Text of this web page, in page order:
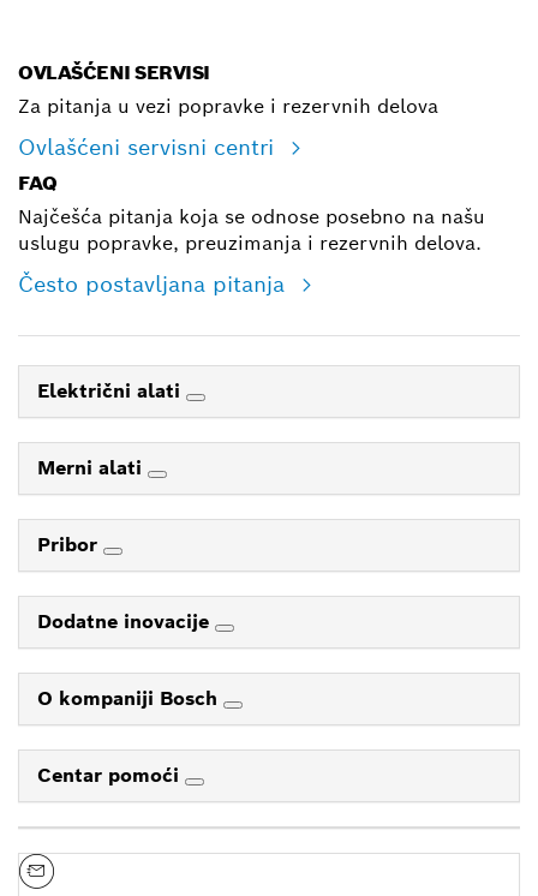
OVLAŠĆENI SERVISI
Za pitanja u vezi popravke i rezervnih delova
Ovlašćeni servisni centri
FAQ
Najčešća pitanja koja se odnose posebno na našu
uslugu popravke, preuzimanja i rezervnih delova.
Često postavljana pitanja
Električni alati
Merni alati
Pribor
Dodatne inovacije
O kompaniji Bosch
Centar pomoći